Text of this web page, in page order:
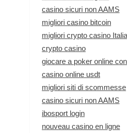
casino sicuri non AAMS
migliori casino bitcoin
migliori crypto casino
crypto casino
giocare a poker online
casino online usdt
migliori siti di scommesse
casino sicuri non AAMS
ibosport login
nouveau casino en ligne